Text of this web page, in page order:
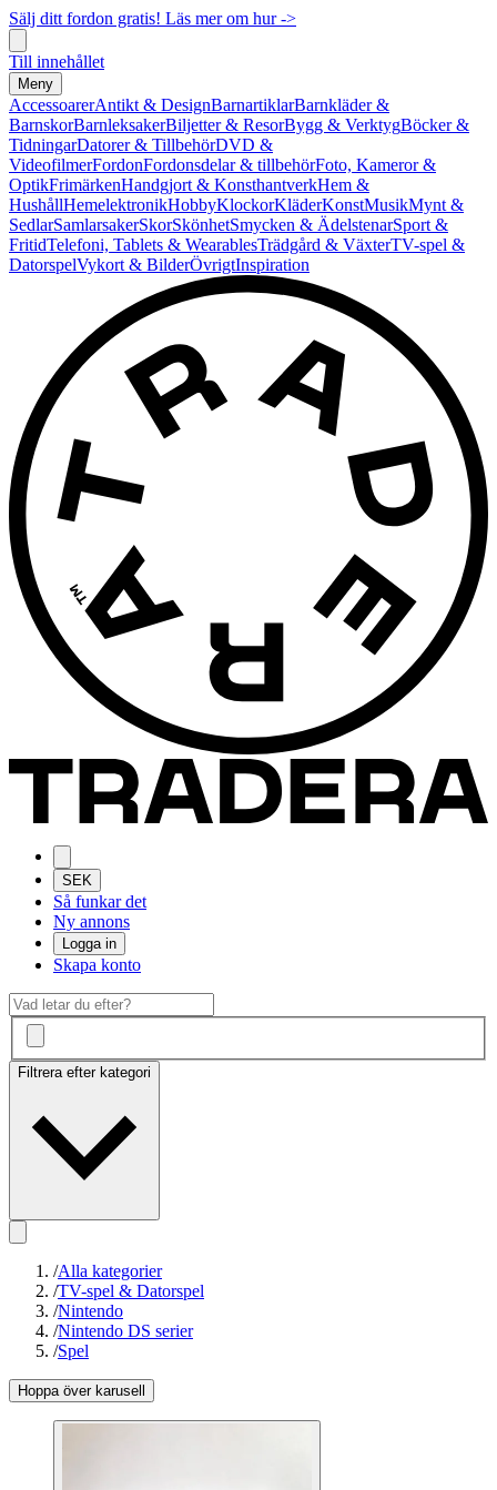
Sälj ditt fordon gratis! Läs mer om hur ->
Till innehållet
Meny
AccessoarerAntikt & DesignBarnartiklarBarnkläder &
BarnskorBarnleksakerBiljetter & ResorBygg & VerktygBöcker &
TidningarDatorer & TillbehörDVD &
VideofilmerFordonFordonsdelar & tillbehörFoto, Kameror &
OptikFrimärkenHandgjort & KonsthantverkHem &
HushållHemelektronikHobbyKlockorKläderKonstMusikMynt &
SedlarSamlarsakerSkorSkönhetSmycken & ÄdelstenarSport &
FritidTelefoni, Tablets & WearablesTrädgård & VäxterTV-spel &
DatorspelVykort & BilderÖvrigtInspiration
SEK
Så funkar det
Ny annons
Logga in
Skapa konto
Filtrera efter kategori
/Alla kategorier
/TV-spel & Datorspel
/Nintendo
/Nintendo DS serier
/Spel
Hoppa över karusell